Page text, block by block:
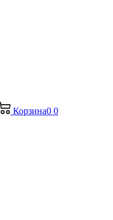
Корзина0 0